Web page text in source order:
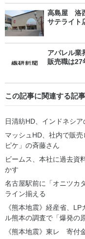
高島屋 洛
サテライト
アパレル業
販売職は27
この記事に関連する記事
日清紡HD、インドネシ
マッシュHD、社内で販
ピケ」の斉藤さん
ビームス、本社に過去
かす
名古屋駅前に「オニツカ
ライン揃える
《熊本地震》経産省、
ル熊本の調査で「爆発の
《熊本地震》東レ 寄付